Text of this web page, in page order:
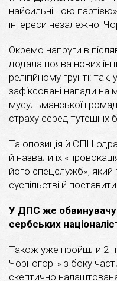
найсильнішою
інтереси незалежної
Окремо напруги в
додала поява нових
релігійному грунті: так,
зафіксовані напади на
мусульманської
страху серед тутешніх
Та опозиція й СПЦ
й назвали їх
його спецслужб», який
суспільстві й
У ДПС же
сербських
Також уже пройшли 2
Чорногорії» з боку
скептично